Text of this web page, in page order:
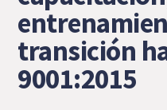
transición
9001:2015